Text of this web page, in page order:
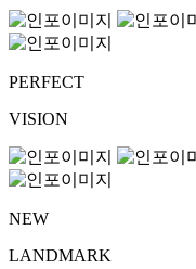
PERFECT
VISION
NEW
LANDMARK